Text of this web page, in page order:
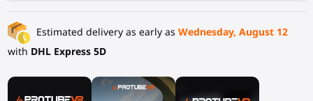
Estimated delivery as early as Wednesday, August 12
with DHL Express 5D